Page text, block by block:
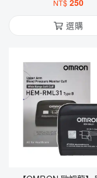
NT$
選購